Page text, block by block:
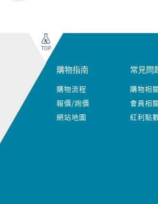
TOP
購物指南
購物流程
報價/詢價
網站地圖
常見問
購物相
會員相
紅利點